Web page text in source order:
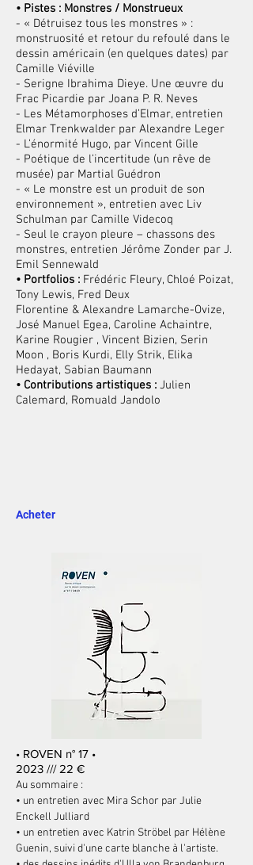
• Pistes : Monstres / Monstrueux
- « Détruisez tous les monstres » :
monstruosité et retour du refoulé dans le
dessin américain (en quelques dates) par
Camille Viéville
- Serigne Ibrahima Dieye. Une œuvre du
Frac Picardie par Joana P. R. Neves
- Les Métamorphoses d’Elmar, entretien
Elmar Trenkwalder par Alexandre Leger
- L’énormité Hugo, par Vincent Gille
- Poétique de l’incertitude (un rêve de
musée) par Martial Guédron
- « Le monstre est un produit de son
environnement », entretien avec Liv
Schulman par Camille Videcoq
- Seul le crayon pleure – chassons des
monstres, entretien Jérôme Zonder par J.
Emil Sennewald
• Portfolios : Frédéric Fleury, Chloé Poizat,
Tony Lewis, Fred Deux
Florentine & Alexandre Lamarche-Ovize,
José Manuel Egea, Caroline Achaintre,
Karine Rougier , Vincent Bizien, Serin
Moon , Boris Kurdi, Elly Strik, Elika
Hedayat, Sabian Baumann
• Contributions artistiques : Julien
Calemard, Romuald Jandolo
Acheter
• ROVEN n° 17 •
2023 /// 22 €
Au sommaire :
• un entretien avec Mira Schor par Julie
Enckell Julliard
• un entretien avec Katrin Ströbel par Hélène
Guenin, suivi d'une carte blanche à l'artiste.